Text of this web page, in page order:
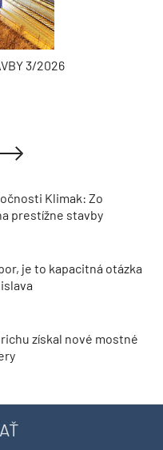
3/2026
Klimak: Zo
prestížne stavby
je to kapacitná otázka
získal nové mostné